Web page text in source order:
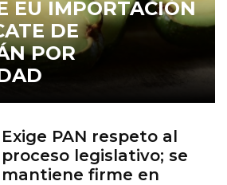
EU IMPORTACIÓN
DE
POR
Exige PAN respeto al
proceso legislativo; se
mantiene firme en